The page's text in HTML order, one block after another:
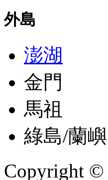
外島
澎湖
金門
馬祖
綠島/蘭嶼
Copyright